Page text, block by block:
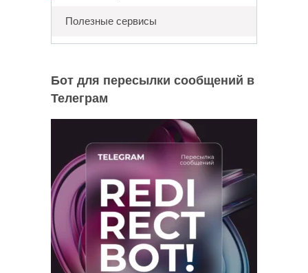
Полезные сервисы
Бот для пересылки сообщений в
Телеграм